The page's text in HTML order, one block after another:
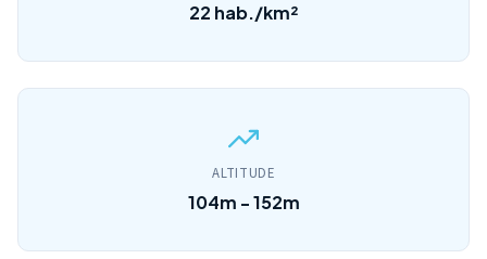
22 hab./km²
ALTITUDE
104m - 152m